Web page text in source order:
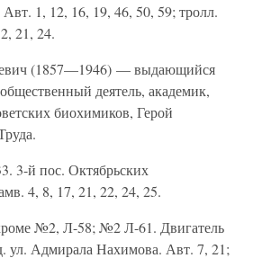
1, 12, 16, 19, 46, 50, 59; тролл.
21, 24.
(1857—1946) — выдающийся
деятель, академик,
биохимиков, Герой
3-й пос. Октябрьских
4, 8, 17, 21, 22, 24, 25.
№2, Л-58; №2 Л-61. Двигатель
ул. Адмирала Нахимова. Авт. 7, 21;